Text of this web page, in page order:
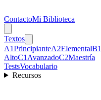
ContactoMi Biblioteca
Textos
A1PrincipianteA2ElementalB1
AltoC1 AvanzadoC2Maestría
TestsVocabulario
Recursos